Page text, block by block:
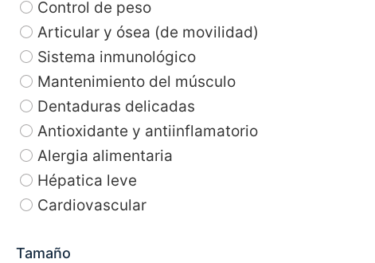
Control de peso
Articular y ósea (de movilidad)
Sistema inmunológico
Mantenimiento del músculo
Dentaduras delicadas
Antioxidante y antiinflamatorio
Alergia alimentaria
Hépatica leve
Cardiovascular
Tamaño